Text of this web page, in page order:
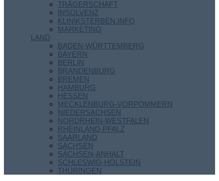
TRÄGERSCHAFT
INSOLVENZ
KLINIKSTERBEN.INFO
MARKETING
LAND
BADEN-WÜRTTEMBERG
BAYERN
BERLIN
BRANDENBURG
BREMEN
HAMBURG
HESSEN
MECKLENBURG-VORPOMMERN
NIEDERSACHSEN
NORDRHEIN-WESTFALEN
RHEINLAND-PFALZ
SAARLAND
SACHSEN
SACHSEN-ANHALT
SCHLESWIG-HOLSTEIN
THÜRINGEN